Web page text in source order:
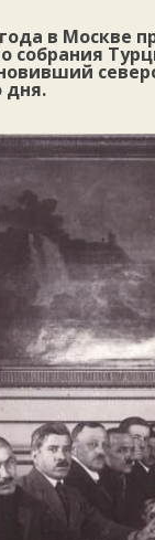
в Москве
собрания
дня.